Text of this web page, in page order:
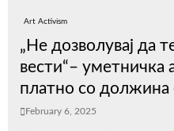
Art Activism
„Не дозволувај да
вести“– уметничка
платно со
February 6, 2025